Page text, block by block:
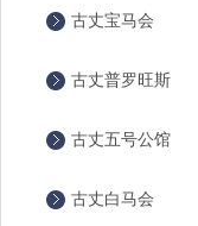
古丈宝马会
古丈普罗旺斯
古丈五号公馆
古丈白马会